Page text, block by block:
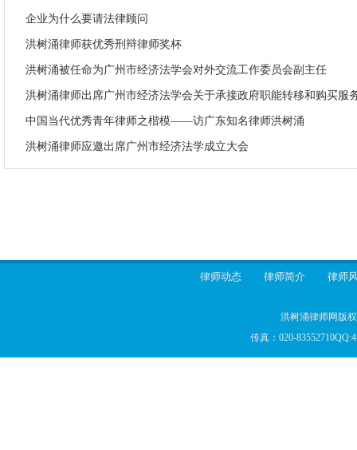
企业为什么要请法律顾问
洪树涌律师获优秀刑辩律师奖杯
洪树涌被任命为广州市经济法学会对外交流工作委员会副主任
洪树涌律师出席广州市经济法学会关于承接政府职能转移和购买服
中国当代优秀青年律师之楷模——访广东知名律师洪树涌
洪树涌律师应邀出席广州市经济法学成立大会
律师动态 律师简介 律师
洪树涌律师网版
传真：020-